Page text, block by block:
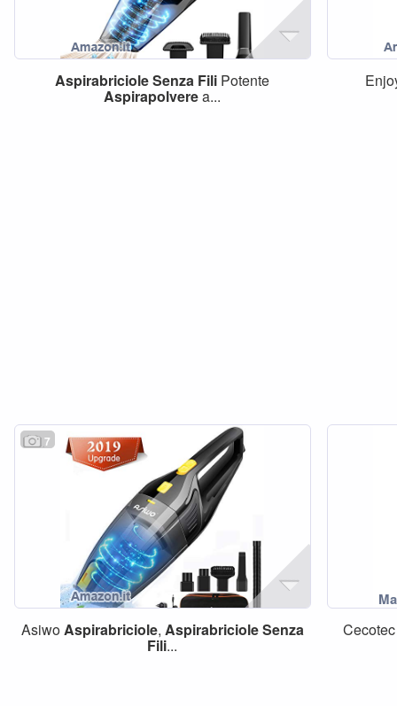
AspirabricioleSenza Fili Potente
Aspirapolverea...
7
AsiwoAspirabriciole, AspirabricioleSenza
Fili...